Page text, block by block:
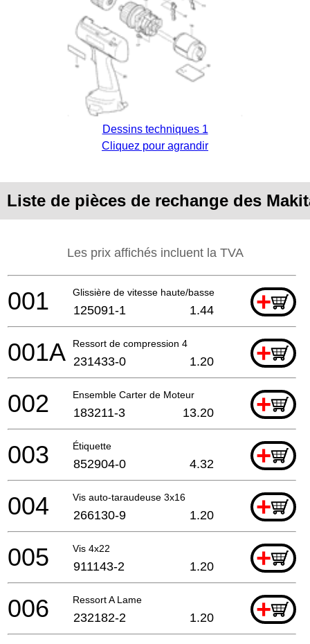
Dessins techniques 1
Cliquez pour agrandir
Liste de pièces de rechange des
Les prix affichés incluent la TVA
Glissière de vitesse haute/basse +
001 125091-1 1.44
Ressort de compression 4 +
001A 231433-0 1.20
Ensemble Carter de Moteur +
002 183211-3 13.20
Étiquette +
003 852904-0 4.32
Vis auto-taraudeuse 3x16 +
004 266130-9 1.20
Vis 4x22 +
005 911143-2 1.20
Ressort A Lame +
006 232182-2 1.20